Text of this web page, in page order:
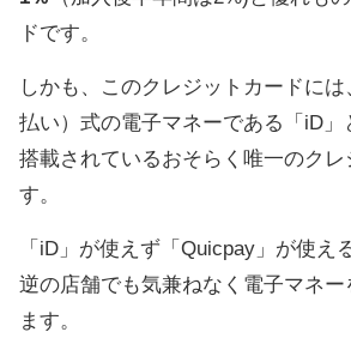
ドです。
しかも、このクレジットカードに
払い）式の電子マネーである「iD」
搭載されているおそらく唯一のク
す。
「iD」が使えず「Quicpay」が使え
逆の店舗でも気兼ねなく電子マネー
ます。